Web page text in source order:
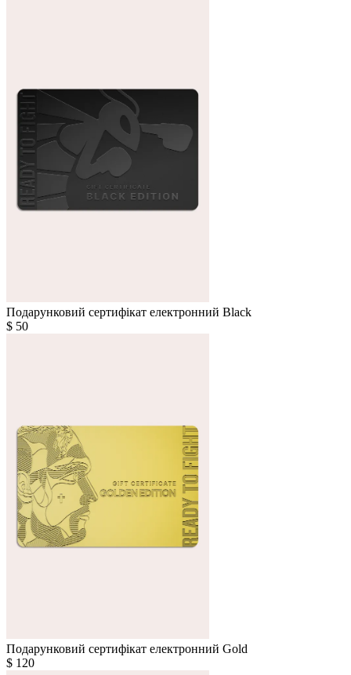
Подарунковий сертифікат електронний Black
$ 50
Подарунковий сертифікат електронний Gold
$ 120